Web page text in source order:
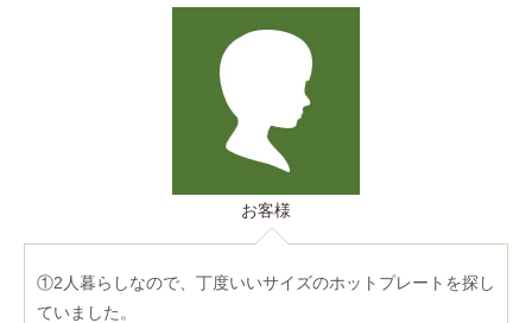
お客様
①2人暮らしなので、丁度いいサイズのホットプレートを探し
ていました。